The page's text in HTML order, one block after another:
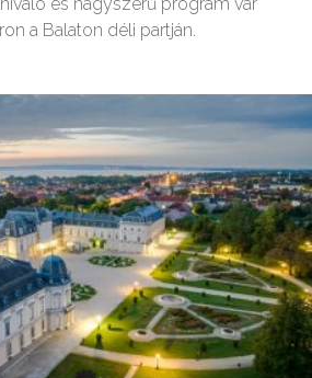
a Balaton déli partján.